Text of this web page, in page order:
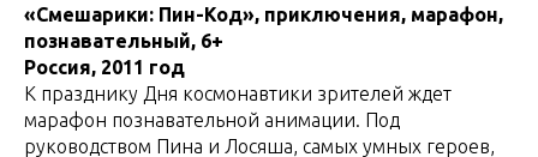
«Смешарики: Пин-Код», приключения, марафон,
познавательный, 6+
Россия, 2011 год
К празднику Дня космонавтики зрителей ждет
марафон познавательной анимации. Под
руководством Пина и Лосяша, самых умных героев,